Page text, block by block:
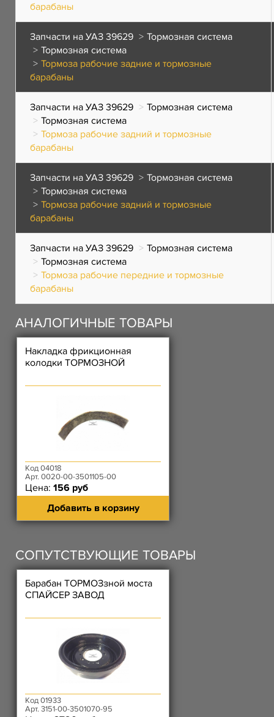
барабаны
Запчасти на УАЗ 39629
Тормозная система
Тормозная система
Тормоза рабочие задние и тормозные
барабаны
Запчасти на УАЗ 39629
Тормозная система
Тормозная система
Тормоза рабочие задний и тормозные
барабаны
Запчасти на УАЗ 39629
Тормозная система
Тормозная система
Тормоза рабочие задний и тормозные
барабаны
Запчасти на УАЗ 39629
Тормозная система
Тормозная система
Тормоза рабочие передние и тормозные
барабаны
АНАЛОГИЧНЫЕ ТОВАРЫ
Накладка фрикционная
колодки ТОРМОЗНОЙ
Код 04018
Арт. 0020-00-3501105-00
Цена: 156 руб
Добавить в корзину
СОПУТСТВУЮЩИЕ ТОВАРЫ
Барабан ТОРМОЗзной моста
СПАЙСЕР ЗАВОД
Код 01933
Арт. 3151-00-3501070-95